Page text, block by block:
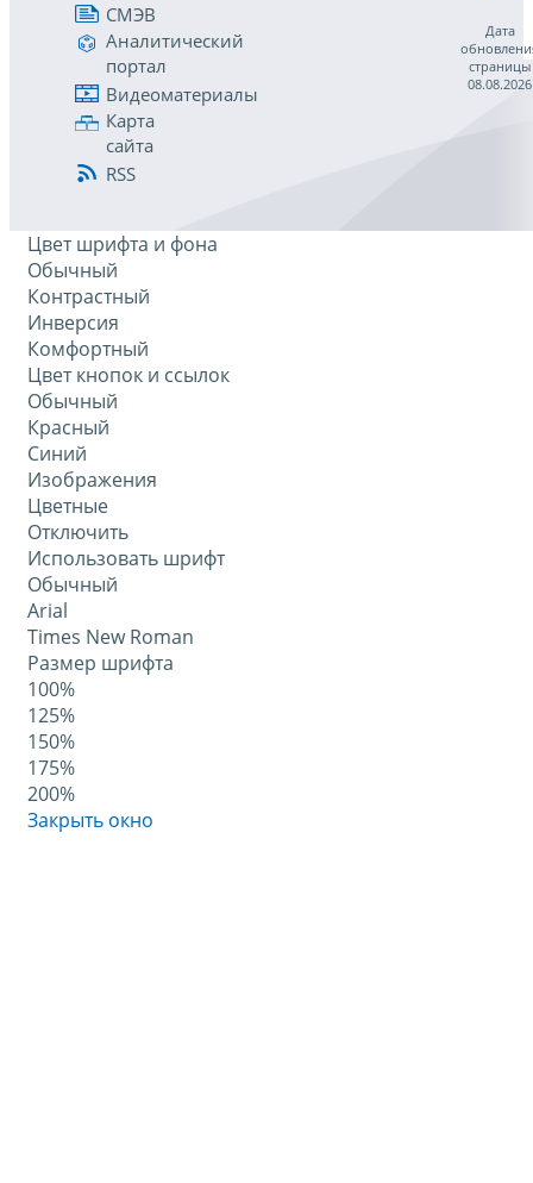
СМЭВ
Аналитический
портал
Видеоматериалы
Карта
сайта
RSS
Дата
страницы
08.08.2026
Цвет шрифта и фона
Обычный
Контрастный
Инверсия
Комфортный
Цвет кнопок и ссылок
Обычный
Красный
Синий
Изображения
Цветные
Отключить
Использовать шрифт
Обычный
Arial
Times New Roman
Размер шрифта
100%
125%
150%
175%
200%
Закрыть окно